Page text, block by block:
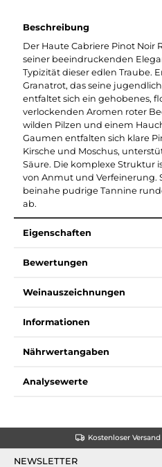
Beschreibung
Der Haute Cabriere Pinot Noir
seiner beeindruckenden
Typizität dieser edlen Traube.
Granatrot, das seine
entfaltet sich ein gehobenes,
verlockenden Aromen roter
wilden Pilzen und einem
Gaumen entfalten sich klare
Kirsche und Moschus,
Säure. Die komplexe Struktur
von Anmut und Verfeinerung.
beinahe pudrige Tannine
ab.
Eigenschaften
Bewertungen
Weinauszeichnungen
Informationen
Nährwertangaben
Analysewerte
Kostenloser
NEWSLETTER